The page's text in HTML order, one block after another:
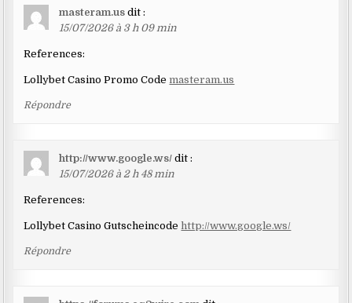
masteram.us dit :
15/07/2026 à 3 h 09 min
References:
Lollybet Casino Promo Codemasteram.us
Répondre
http://www.google.ws/ dit :
15/07/2026 à 2 h 48 min
References:
Lollybet Casino Gutscheincode http://www.google.ws/
Répondre